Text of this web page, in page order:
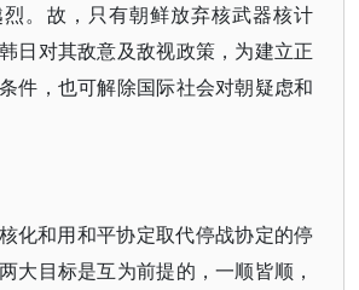
。故，只有朝鲜放弃核武器核计
日对其敌意及敌视政策，为建立正
件，也可解除国际社会对朝疑虑和
化和用和平协定取代停战协定的停
大目标是互为前提的，一顺皆顺，